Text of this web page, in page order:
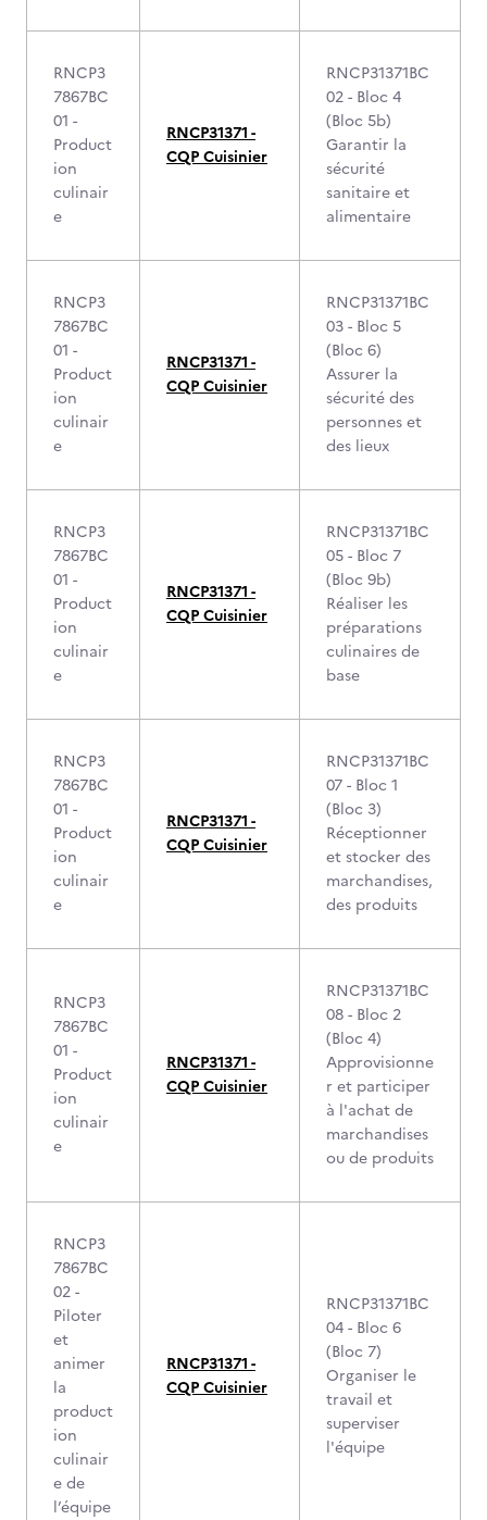
RNCP3
7867BC
01 -
Product
ion
culinair
e
RNCP31371 -
CQP Cuisinier
RNCP31371BC
02 - Bloc 4
(Bloc 5b)
Garantir la
sécurité
sanitaire et
alimentaire
RNCP3
7867BC
01 -
Product
ion
culinair
e
RNCP31371 -
CQP Cuisinier
RNCP31371BC
03 - Bloc 5
(Bloc 6)
Assurer la
sécurité des
personnes et
des lieux
RNCP3
7867BC
01 -
Product
ion
culinair
e
RNCP31371 -
CQP Cuisinier
RNCP31371BC
05 - Bloc 7
(Bloc 9b)
Réaliser les
préparations
culinaires de
base
RNCP3
7867BC
01 -
Product
ion
culinair
e
RNCP31371 -
CQP Cuisinier
RNCP31371BC
07 - Bloc 1
(Bloc 3)
Réceptionner
et stocker des
marchandises,
des produits
RNCP3
7867BC
01 -
Product
ion
culinair
e
RNCP31371 -
CQP Cuisinier
RNCP31371BC
08 - Bloc 2
(Bloc 4)
Approvisionne
r et participer
à l'achat de
marchandises
ou de produits
RNCP3
7867BC
02 -
Piloter
et
animer
la
product
ion
culinair
e de
l’équipe
RNCP31371 -
CQP Cuisinier
RNCP31371BC
04 - Bloc 6
(Bloc 7)
Organiser le
travail et
superviser
l'équipe